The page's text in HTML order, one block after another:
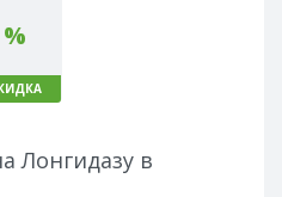
%
Лонгидазу в